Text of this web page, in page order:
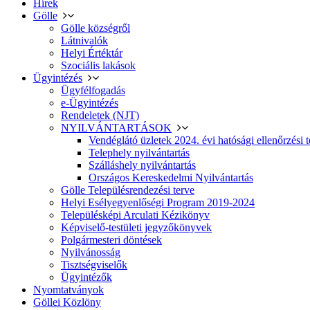
Hírek
Gölle
Gölle községről
Látnivalók
Helyi Értéktár
Szociális lakások
Ügyintézés
Ügyfélfogadás
e-Ügyintézés
Rendeletek (NJT)
NYILVÁNTARTÁSOK
Vendéglátó üzletek 2024. évi hatósági ellenőrzési
Telephely nyilvántartás
Szálláshely nyilvántartás
Országos Kereskedelmi Nyilvántartás
Gölle Településrendezési terve
Helyi Esélyegyenlőségi Program 2019-2024
Településképi Arculati Kézikönyv
Képviselő-testületi jegyzőkönyvek
Polgármesteri döntések
Nyilvánosság
Tisztségviselők
Ügyintézők
Nyomtatványok
Göllei Közlöny